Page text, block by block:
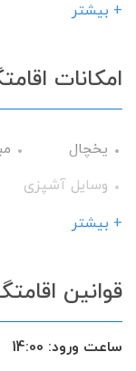
+ بیشتر
امکانات
یخچال
وسایل آشپزی
سرویس فرنگی
ماشین
+ بیشتر
قوانین
ساعت ورود: 14:00